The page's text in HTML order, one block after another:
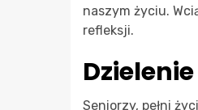
naszym życiu.
refleksji.
Seniorzy, pełni